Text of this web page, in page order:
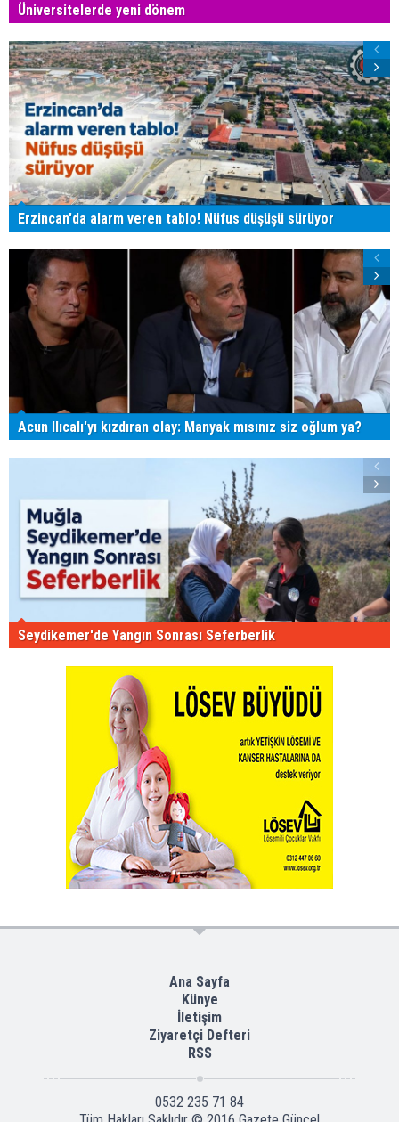
Üniversitelerde yeni dönem
Erzincan'da alarm veren tablo! Nüfus düşüşü sürüyor
Acun Ilıcalı'yı kızdıran olay: Manyak mısınız siz oğlum ya?
Seydikemer'de Yangın Sonrası Seferberlik
Ana Sayfa
Künye
İletişim
Ziyaretçi Defteri
RSS
0532 235 71 84